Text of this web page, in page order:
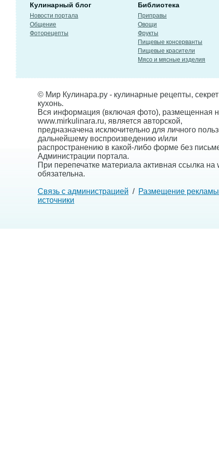
Кулинарный блог
Новости портала
Общение
Фоторецепты
Библиотека
Приправы
Овощи
Фрукты
Пищевые консерванты
Пищевые красители
Мясо и мясные изделия
© Мир Кулинара.ру - кулинарные рецепты,
кухонь.
Вся информация (включая фото), размещенная
www.mirkulinara.ru, является авторской,
предназначена исключительно для личного
дальнейшему воспроизведению и/или
распространению в какой-либо форме без
Администрации портала.
При перепечатке материала активная ссылка на
обязательна.
Связь с администрацией / Размещение рекламы
источники